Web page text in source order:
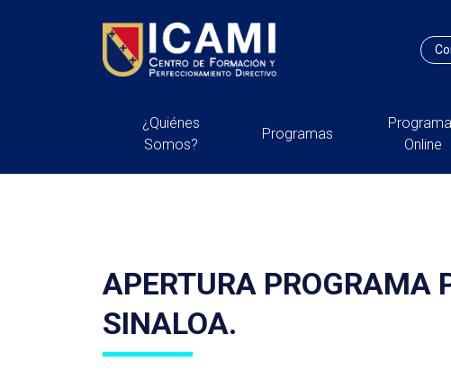
¿Quiénes
Somos?
Programas
Online
APERTURA PROGRAMA
SINALOA.